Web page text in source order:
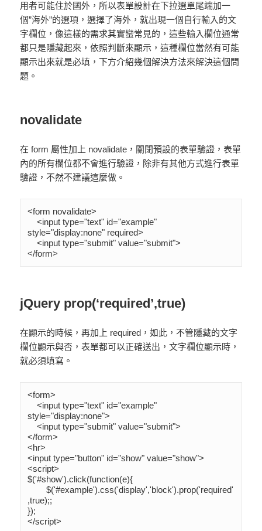
用者可能住於國外，所以表單設計在下拉選單尾端加一
個”海外”的選項，選擇了海外，就出現一個自行輸入的文
字欄位，像這樣的需求其實蠻常見的，這些輸入欄位通常
都只是隱藏起來，依照判斷來顯示，這種欄位當然有可能
顯示出來就是必填，下方介紹幾個解決方法來解決這個問
題。
novalidate
在 form 屬性加上 novalidate，關閉預設的表單驗證，表單
內的所有欄位都不會進行驗證，除非有其他方式進行表單
驗證，不然不建議這麼做。
<form novalidate>
    <input type="text" id="example"
style="display:none" required>
    <input type="submit" value="submit">
</form>
jQuery prop(‘required’,true)
在顯示的時候，再加上 required，如此，不管隱藏的文字
欄位顯示與否，表單都可以正確送出，文字欄位顯示時，
就必須填寫。
<form>
    <input type="text" id="example"
style="display:none">
    <input type="submit" value="submit">
</form>
<hr>
<input type="button" id="show" value="show">
<script>
$('#show').click(function(e){
	$('#example').css('display','block').prop('required'
,true);;
});
</script>